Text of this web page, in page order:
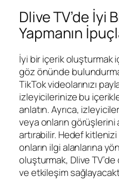
Dlive TV’de İyi
Yapmanın
İyi bir içerik oluşturmak
göz önünde
TikTok videolarınızı
izleyicilerinize bu
anlatın. Ayrıca,
veya onların
artırabilir. Hedef
onların ilgi alanlarına
oluşturmak, Dlive
ve etkileşim